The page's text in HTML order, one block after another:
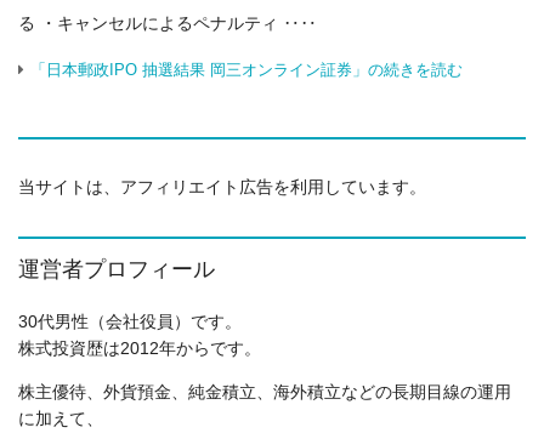
る ・キャンセルによるペナルティ ‥‥
「日本郵政IPO 抽選結果 岡三オンライン証券」の続きを読む
当サイトは、アフィリエイト広告を利用しています。
運営者プロフィール
30代男性（会社役員）です。
株式投資歴は2012年からです。
株主優待、外貨預金、純金積立、海外積立などの長期目線の運用
に加えて、